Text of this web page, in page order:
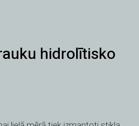
hidrolītisko